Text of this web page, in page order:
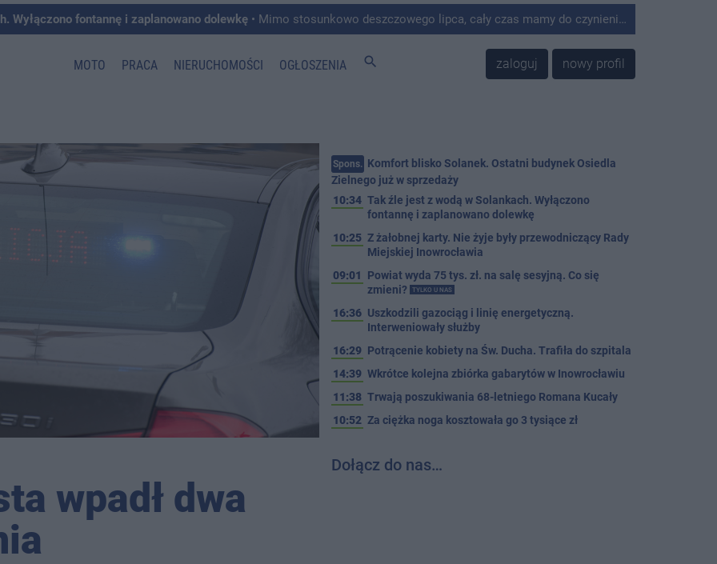
Wyłączono fontannę i zaplanowano dolewkę • Mimo stosunkowo deszczowego lipca, cały czas mamy do czynienia z suszą. W Solankach z tego powodu wyłączono fontannę, będzie też dolewanie wody do stawu w nowej części parku.
MOTO PRACA NIERUCHOMOŚCI OGŁOSZENIA search zaloguj nowy profil
wpadł dwa
Spons. Komfort blisko Solanek. Ostatni budynek Osiedla
Zielnego już w sprzedaży
10:34 Tak źle jest z wodą w Solankach. Wyłączono
fontannę i zaplanowano dolewkę
10:25 Z żałobnej karty. Nie żyje były przewodniczący Rady
Miejskiej Inowrocławia
09:01
Powiat wyda 75 tys. zł. na salę sesyjną. Co się
zmieni?
TYLKO U NAS
16:36 Uszkodzili gazociąg i linię energetyczną.
Interweniowały służby
16:29 Potrącenie kobiety na Św. Ducha. Trafiła do szpitala
14:39 Wkrótce kolejna zbiórka gabarytów w Inowrocławiu
11:38 Trwają poszukiwania 68-letniego Romana Kucały
10:52 Za ciężka noga kosztowała go 3 tysiące zł
Dołącz do nas…